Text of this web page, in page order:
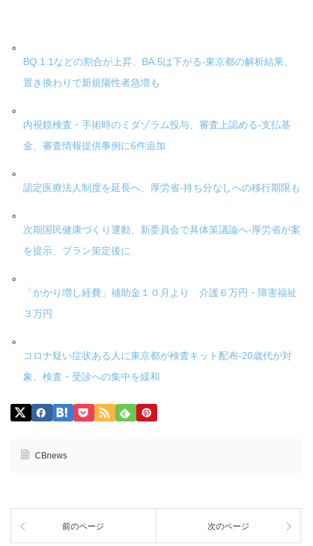
BQ.1.1などの割合が上昇、BA.5は下がる-東京都の解析結果、
置き換わりで新規陽性者急増も
内視鏡検査・手術時のミダゾラム投与、審査上認める-支払基
金、審査情報提供事例に6件追加
認定医療法人制度を延長へ、厚労省-持ち分なしへの移行期限も
次期国民健康づくり運動、新委員会で具体策議論へ-厚労省が案
を提示、プラン策定後に
「かかり増し経費」補助金１０月より 介護６万円・障害福祉
３万円
コロナ疑い症状ある人に東京都が検査キット配布-20歳代が対
象、検査・受診への集中を緩和
CBnews
前のページ 次のページ